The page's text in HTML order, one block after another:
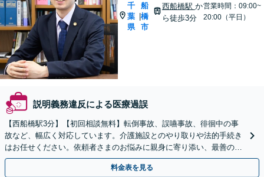
千
葉
県
船
橋
市
西船橋駅 か
ら徒歩3分
営業時間：09:00~
20:00（平日）
説明義務違反による医療過誤
【西船橋駅3分】【初回相談無料】転倒事故、誤嚥事故、徘徊中の事
故など、幅広く対応しています。介護施設とのやり取りや法的手続き
はお任せください。依頼者さまのお悩みに親身に寄り添い、最善の結
果が得られるように尽力いたします。
料金表を見る